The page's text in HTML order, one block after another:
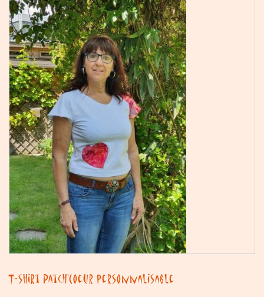
T-shirt Patch’Coeur personnalisable